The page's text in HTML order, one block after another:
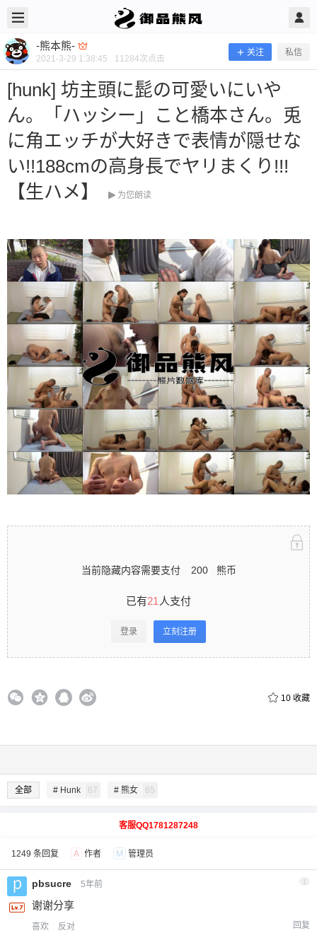
-熊本熊-
2021-3-29 1:38:45 11284次点击
关注 私信
[hunk] 坊主頭に髭の可愛いにいや
ん。「ハッシー」こと橋本さん。兎
に角エッチが大好きで表情が隠せな
い!!188cmの高身長でヤリまくり!!!
【生ハメ】
为您朗读
当前隐藏内容需要支付 200 熊币
已有21 人支付
登录 立刻注册
10 收藏
全部 # Hunk 67 # 熊女 65
-熊本熊- @ 御品熊风 2021/3/29
[hunk] 坊主頭に髭の可愛いにいやん。
ッチが大好きで表情が隠せない!!188c
mの高身長でヤリまくり!!!【生ハメ】
当前隐藏内容需要支付200熊币 已有21人支付 登录
立刻注册 0 收藏
扫描二维码继续阅读
客服QQ1781287248
1249 条回复 A 作者 M 管理员
pbsucre 5年前 1
谢谢分享
喜欢 反对 回复